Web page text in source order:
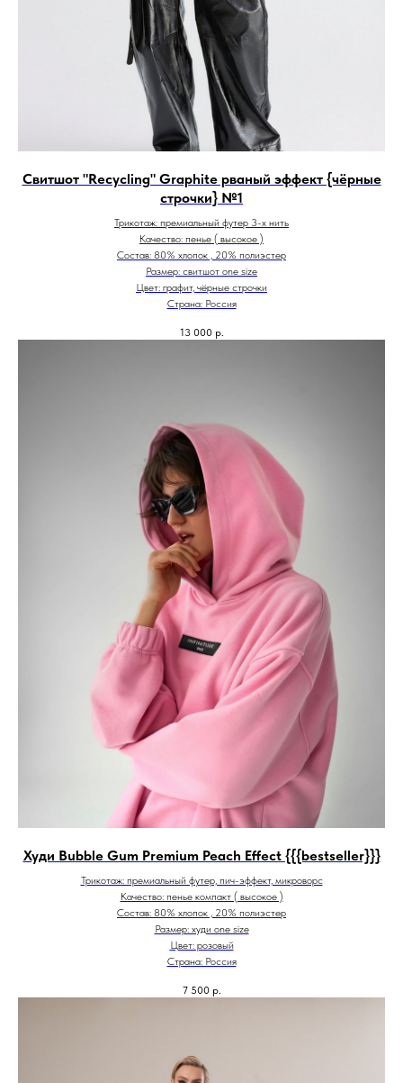
Свитшот "Recycling" Graphite рваный эффект {чёрные
строчки} №1
Трикотаж: премиальный футер 3-х нить
Качество: пенье ( высокое )
Состав: 80% хлопок , 20% полиэстер
Размер: свитшот one size
Цвет: графит, чёрные строчки
Страна: Россия
13 000 р.
Худи Bubble Gum Premium Peach Effect {{{bestseller}}}
Трикотаж: премиальный футер, пич-эффект, микроворс
Качество: пенье компакт ( высокое )
Состав: 80% хлопок , 20% полиэстер
Размер: худи one size
Цвет: розовый
Страна: Россия
7 500 р.